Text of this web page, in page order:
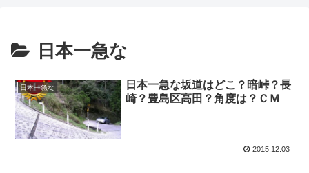
日本一急な
日本一急な
日本一急な坂道はどこ？暗峠？長
崎？豊島区高田？角度は？ＣＭ
2015.12.03